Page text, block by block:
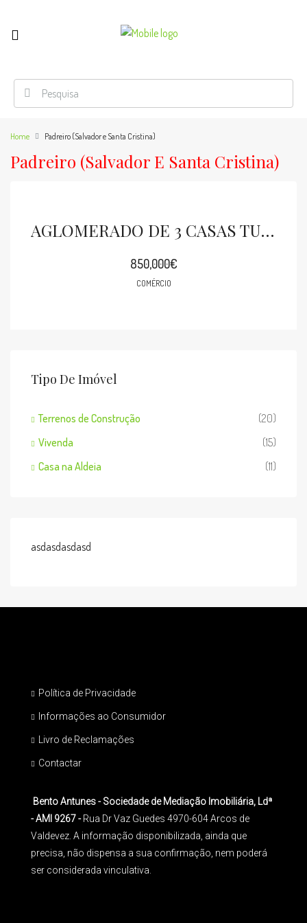
Home Padreiro (Salvador e Santa Cristina)
Padreiro (Salvador E Santa Cristina)
AGLOMERADO DE 3 CASAS TURÍSTICAS EM ARCOS DE VALDEVEZ
850,000€
COMÉRCIO
Tipo De Imóvel
Terrenos de Construção
(20)
Vivenda
(15)
Casa na Aldeia
(11)
asdasdasdasd
Política de Privacidade
Informações ao Consumidor
Livro de Reclamações
Contactar
Bento Antunes - Sociedade de Mediação Imobiliária, Ldª
- AMI 9267 -Rua Dr Vaz Guedes 4970-604 Arcos de
Valdevez. A informação disponibilizada, ainda que
precisa, não dispensa a sua confirmação, nem poderá
ser considerada vinculativa.